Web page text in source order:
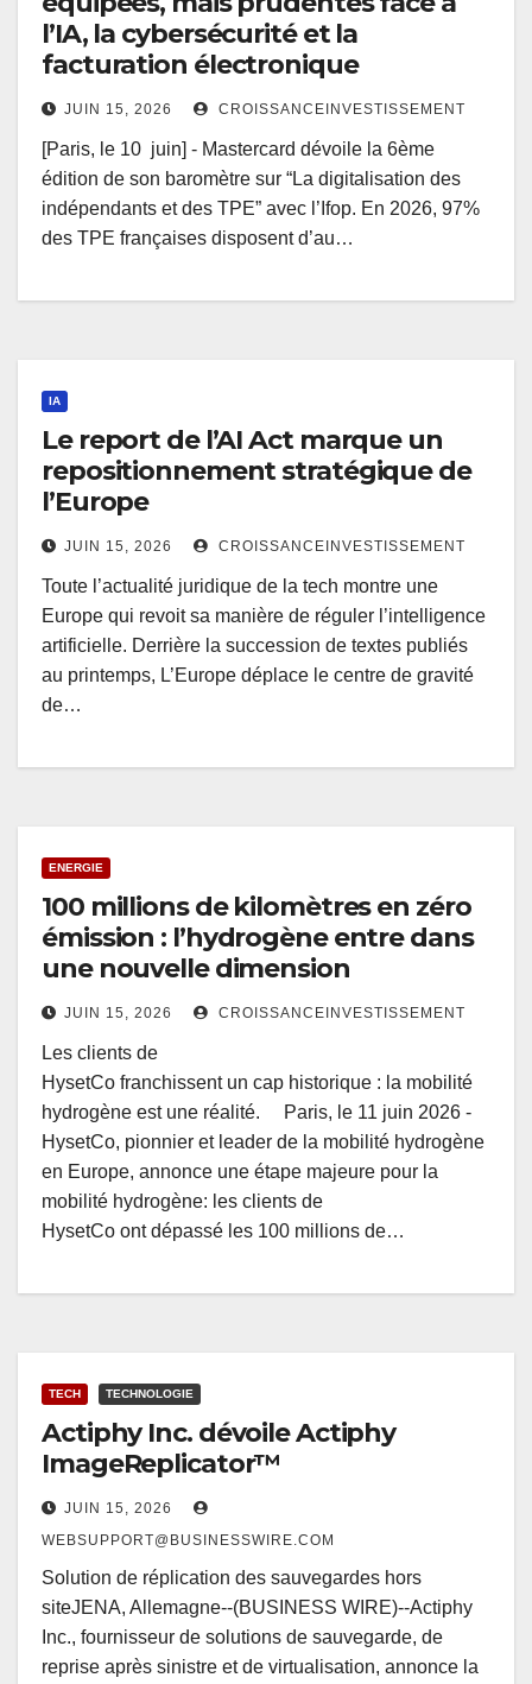
l’IA, la cybersécurité et la
facturation électronique
JUIN 15, 2026 CROISSANCEINVESTISSEMENT
[Paris, le 10 juin] - Mastercard dévoile la 6ème
édition de son baromètre sur “La digitalisation des
indépendants et des TPE” avec l’Ifop. En 2026, 97%
des TPE françaises disposent d’au…
IA
Le report de l’AI Act marque un
repositionnement stratégique de
l’Europe
JUIN 15, 2026 CROISSANCEINVESTISSEMENT
Toute l’actualité juridique de la tech montre une
Europe qui revoit sa manière de réguler l’intelligence
artificielle. Derrière la succession de textes publiés
au printemps, L’Europe déplace le centre de gravité
de…
ENERGIE
100 millions de kilomètres en zéro
émission : l’hydrogène entre dans
une nouvelle dimension
JUIN 15, 2026 CROISSANCEINVESTISSEMENT
Les clients de
HysetCo franchissent un cap historique : la mobilité
hydrogène est une réalité. Paris, le 11 juin 2026 -
HysetCo, pionnier et leader de la mobilité hydrogène
en Europe, annonce une étape majeure pour la
mobilité hydrogène: les clients de
HysetCo ont dépassé les 100 millions de…
TECH TECHNOLOGIE
Actiphy Inc. dévoile Actiphy
ImageReplicator™
JUIN 15, 2026
WEBSUPPORT@BUSINESSWIRE.COM
Solution de réplication des sauvegardes hors
siteJENA, Allemagne--(BUSINESS WIRE)--Actiphy
Inc., fournisseur de solutions de sauvegarde, de
reprise après sinistre et de virtualisation, annonce la